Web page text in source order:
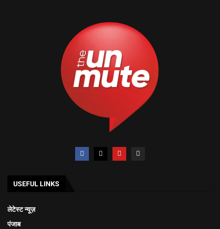
USEFUL LINKS
लेटेस्ट न्यूज़
पंजाब